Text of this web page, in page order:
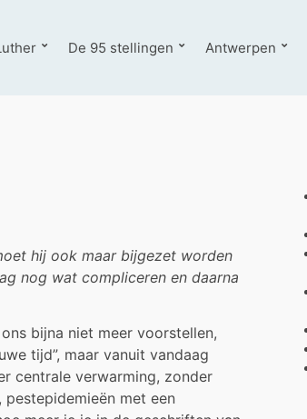
De 95 stellingen Antwerpen
hij ook maar bijgezet worden
nog wat compliceren en daarna
bijna niet meer voorstellen,
tijd”, maar vanuit vandaag
centrale verwarming, zonder
met een